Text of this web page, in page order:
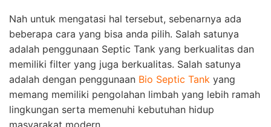
Nah untuk mengatasi hal tersebut, sebenarnya ada
beberapa cara yang bisa anda pilih. Salah satunya
adalah penggunaan Septic Tank yang berkualitas dan
memiliki filter yang juga berkualitas. Salah satunya
adalah dengan penggunaan Bio Septic Tank yang
memang memiliki pengolahan limbah yang lebih ramah
lingkungan serta memenuhi kebutuhan hidup